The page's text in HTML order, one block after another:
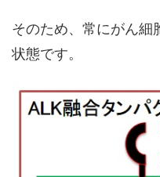
そのため、常にがん細
状態です。